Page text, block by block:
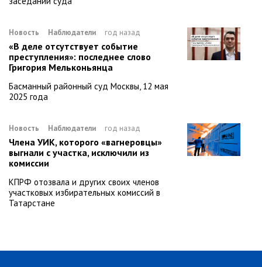
Новость Наблюдатели год назад
«В деле отсутствует событие
преступления»: последнее слово
Григория Мельконьянца
Басманный районный суд Москвы, 12 мая
2025 года
Новость Наблюдатели год назад
Члена УИК, которого «вагнеровцы»
выгнали с участка, исключили из
комиссии
КПРФ отозвала и других своих членов
участковых избирательных комиссий в
Татарстане